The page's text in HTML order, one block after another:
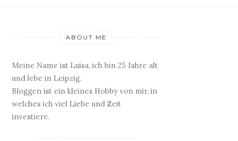
ABOUT ME
Meine Name ist Luisa, ich bin 25 Jahre alt
und lebe in Leipzig.
Bloggen ist ein kleines Hobby von mir, in
welches ich viel Liebe und Zeit
investiere.